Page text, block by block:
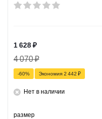
1 628₽
4 070₽
-60% Экономия 2 442 ₽
Нет в наличии
размер